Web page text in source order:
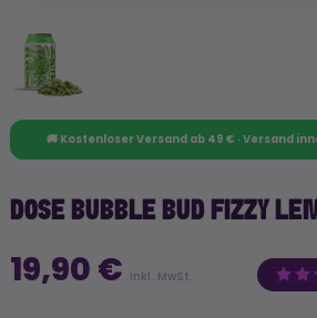
🚚 Kostenloser Versand ab 49 € · Versand
DOSE BUBBLE BUD FIZZY
19,90 € inkl. MwSt.